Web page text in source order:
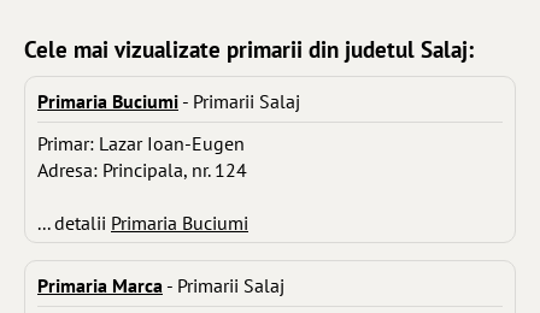
Cele mai vizualizate primarii din judetul Salaj:
Primaria Buciumi - Primarii Salaj
Primar: Lazar Ioan-Eugen
Adresa: Principala, nr. 124
... detalii Primaria Buciumi
Primaria Marca - Primarii Salaj